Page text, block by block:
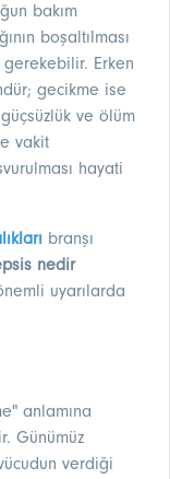
bakım
boşaltılması
gerekebilir. Erken
gecikme ise
ve ölüm
vakit
hayati
branşı
nedir
uyarılarda
anlamına
Günümüz
verdiği